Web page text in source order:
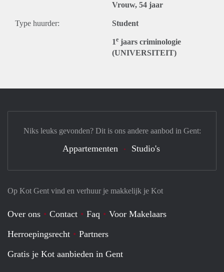
Vrouw, 54 jaar
Type huurder: Student
1e jaars criminologie
(UNIVERSITEIT)
Op Kot Gent vind en verhuur je makkelijk je Kot
Over ons Contact Faq
Voor Makelaars
Herroepingsrecht
Partners
Gratis je Kot aanbieden in Gent
Niks leuks gevonden? Dit is ons andere aanbod in Gent:
Appartementen Studio's